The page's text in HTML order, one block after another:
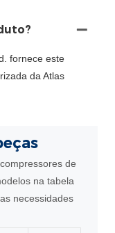
fornece este
da Atlas
de
na tabela
necessidades